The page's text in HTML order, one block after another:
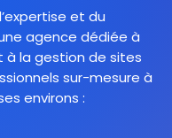
et du
agence dédiée à
à la gestion de sites
sur-mesure à
environs :